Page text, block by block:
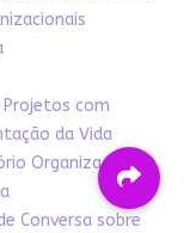
Projetos com
da Vida
Organizacional
Conversa sobre